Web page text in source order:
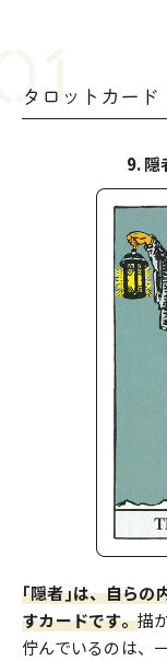
タロットカー
9. 隠
｢隠者｣は、自らの
すカードです。描
佇んでいるのは、